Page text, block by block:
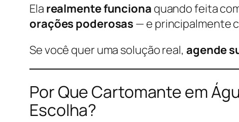
Ela realmente funciona quando feita
orações poderosas — e principalmente
Se você quer uma solução real, agende
Por Que Cartomante em
Escolha?